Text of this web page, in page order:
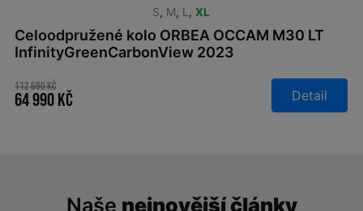
S, M, L, XL
Celoodpružené kolo ORBEA OCCAM M30 LT
InfinityGreenCarbonView 2023
112 690 Kč
64 990 Kč Detail
Naše nejnovější články